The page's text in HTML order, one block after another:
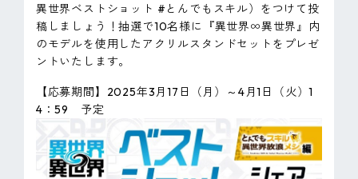
異世界ベストショット #とんでもスキル）をつけて投
稿しましょう！抽選で10名様に『異世界∞異世界』内
のモデルを使用したアクリルスタンドセットをプレゼ
ントいたします。
【応募期間】2025年3月17日（月）～4月1日（火）1
4：59 予定